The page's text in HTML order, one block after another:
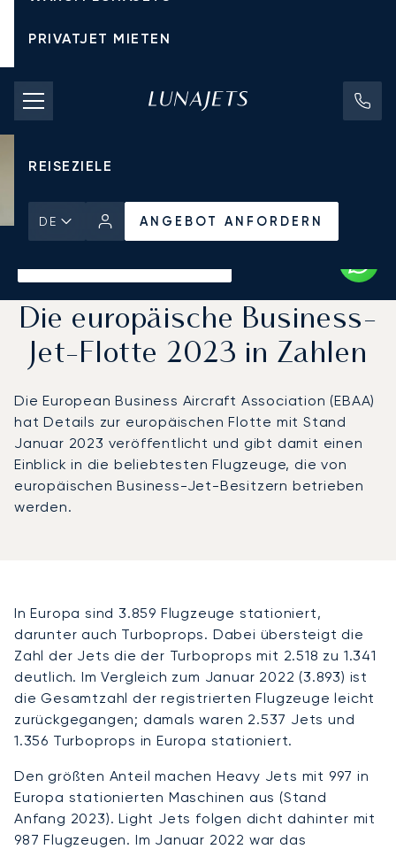
PRIVATJET MIETEN
CHARTERPREISE
PRIVATJETS
REISEZIELE
DE ANGEBOT ANFORDERN
Die europäische Business-
Jet-Flotte 2023 in Zahlen
Die European Business Aircraft Association (EBAA)
hat Details zur europäischen Flotte mit Stand
Januar 2023 veröffentlicht und gibt damit einen
Einblick in die beliebtesten Flugzeuge, die von
europäischen Business-Jet-Besitzern betrieben
werden.
In Europa sind 3.859 Flugzeuge stationiert,
darunter auch Turboprops. Dabei übersteigt die
Zahl der Jets die der Turboprops mit 2.518 zu 1.341
deutlich. Im Vergleich zum Januar 2022 (3.893) ist
die Gesamtzahl der registrierten Flugzeuge leicht
zurückgegangen; damals waren 2.537 Jets und
1.356 Turboprops in Europa stationiert.
Den größten Anteil machen Heavy Jets mit 997 in
Europa stationierten Maschinen aus (Stand
Anfang 2023). Light Jets folgen dicht dahinter mit
987 Flugzeugen. Im Januar 2022 war das